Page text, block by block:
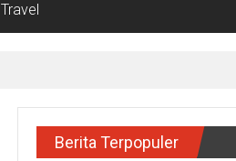
Travel
Berita Terpopuler